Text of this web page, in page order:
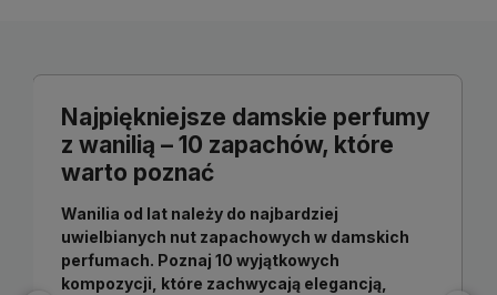
Najpiękniejsze damskie perfumy
z wanilią – 10 zapachów, które
warto poznać
Wanilia od lat należy do najbardziej
uwielbianych nut zapachowych w damskich
perfumach. Poznaj 10 wyjątkowych
kompozycji, które zachwycają elegancją,